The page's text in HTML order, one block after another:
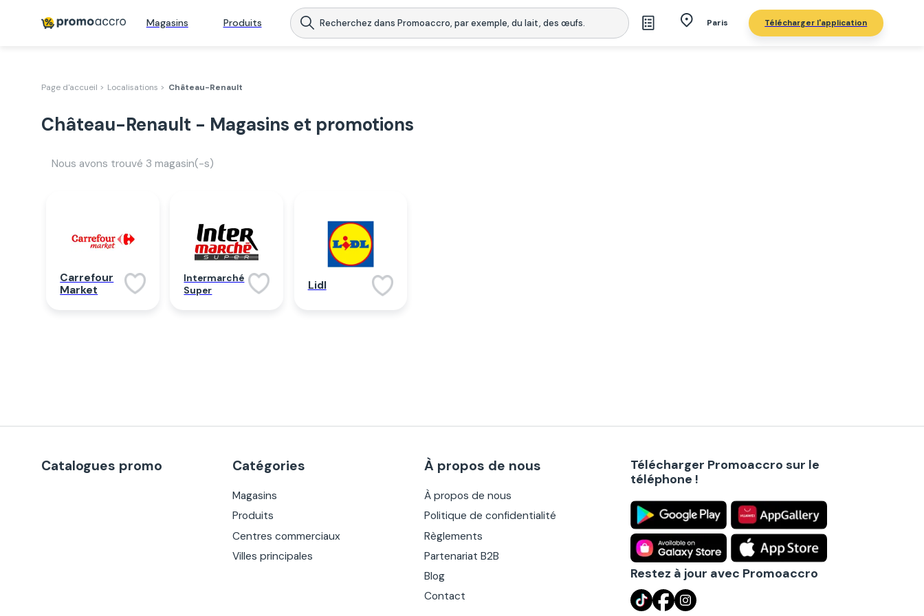
Magasins Produits Paris Télécharger l'application
Page d'accueil > Localisations > Château-Renault
Château-Renault - Magasins et promotions
Nous avons trouvé 3 magasin(-s)
Carrefour
Market
Intermarché
Super
Lidl
Catalogues promo Catégories
Magasins
Produits
Centres commerciaux
Villes principales
À propos de nous
À propos de nous
Politique de confidentialité
Règlements
Partenariat B2B
Blog
Contact
Télécharger Promoaccro sur le
téléphone !
Restez à jour avec Promoaccro